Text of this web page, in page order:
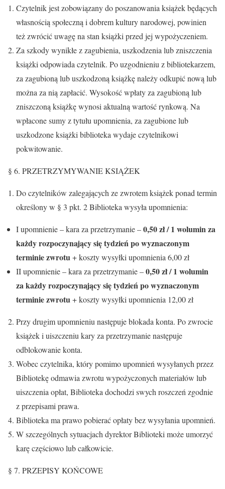
Czytelnik jest zobowiązany do poszanowania książek będących
własnością społeczną i dobrem kultury narodowej, powinien
też zwrócić uwagę na stan książki przed jej wypożyczeniem.
Za szkody wynikłe z zagubienia, uszkodzenia lub zniszczenia
książki odpowiada czytelnik. Po uzgodnieniu z bibliotekarzem,
za zagubioną lub uszkodzoną książkę należy odkupić nową lub
można za nią zapłacić. Wysokość wpłaty za zagubioną lub
zniszczoną książkę wynosi aktualną wartość rynkową. Na
wpłacone sumy z tytułu upomnienia, za zagubione lub
uszkodzone książki biblioteka wydaje czytelnikowi
pokwitowanie.
§ 6. PRZETRZYMYWANIE KSIĄŻEK
Do czytelników zalegających ze zwrotem książek ponad termin
określony w § 3 pkt. 2 Biblioteka wysyła upomnienia:
I upomnienie – kara za przetrzymanie –0,50 zł / 1 wolumin za
każdy rozpoczynający się tydzień po wyznaczonym
terminie zwrotu+ koszty wysyłki upomnienia 6,00 zł
II upomnienie – kara za przetrzymanie –0,50 zł / 1 wolumin
za każdy rozpoczynający się tydzień po wyznaczonym
terminie zwrotu+ koszty wysyłki upomnienia 12,00 zł
Przy drugim upomnieniu następuje blokada konta. Po zwrocie
książek i uiszczeniu kary za przetrzymanie następuje
odblokowanie konta.
Wobec czytelnika, który pomimo upomnień wysyłanych przez
Bibliotekę odmawia zwrotu wypożyczonych materiałów lub
uiszczenia opłat, Biblioteka dochodzi swych roszczeń zgodnie
z przepisami prawa.
Biblioteka ma prawo pobierać opłaty bez wysyłania upomnień.
W szczególnych sytuacjach dyrektor Biblioteki może umorzyć
karę częściowo lub całkowicie.
§ 7. PRZEPISY KOŃCOWE